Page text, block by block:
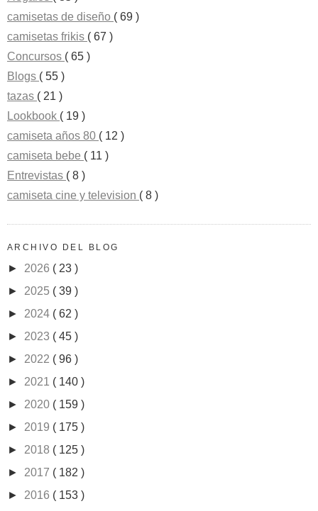
camisetas de diseño ( 69 )
camisetas frikis ( 67 )
Concursos ( 65 )
Blogs ( 55 )
tazas ( 21 )
Lookbook ( 19 )
camiseta años 80 ( 12 )
camiseta bebe ( 11 )
Entrevistas ( 8 )
camiseta cine y television ( 8 )
ARCHIVO DEL BLOG
► 2026 ( 23 )
► 2025 ( 39 )
► 2024 ( 62 )
► 2023 ( 45 )
► 2022 ( 96 )
► 2021 ( 140 )
► 2020 ( 159 )
► 2019 ( 175 )
► 2018 ( 125 )
► 2017 ( 182 )
► 2016 ( 153 )